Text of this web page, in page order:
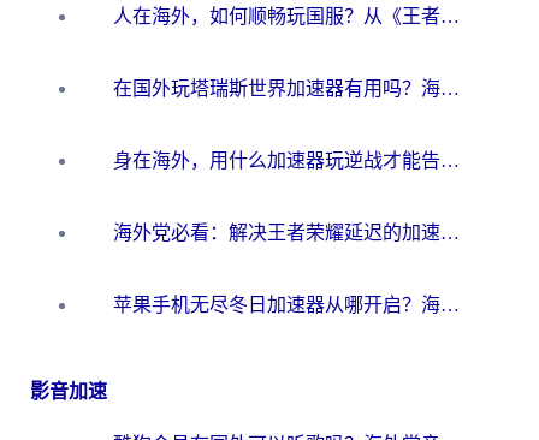
人在海外，如何顺畅玩国服？从《王者荣耀》到《云图计划》的加速器终极指南
在国外玩塔瑞斯世界加速器有用吗？海外玩家亲测后的真实答案
身在海外，用什么加速器玩逆战才能告别延迟？
海外党必看：解决王者荣耀延迟的加速器终极指南——从EVE到猫和老鼠，一个工具全搞定
苹果手机无尽冬日加速器从哪开启？海外玩家的冬日生存指南
影音加速